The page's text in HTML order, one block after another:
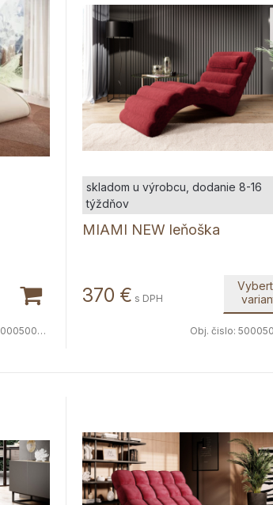
MIAMI NEW leňoška
skladom u výrobcu, dodanie 8-16
týždňov
370 € s DPH
Obj. čislo: